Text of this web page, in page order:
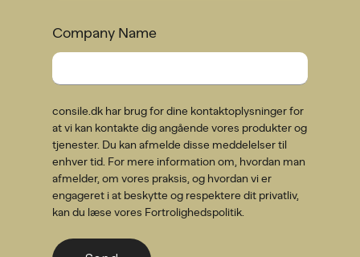
Company Name
consile.dk har brug for dine kontaktoplysninger for
at vi kan kontakte dig angående vores produkter og
tjenester. Du kan afmelde disse meddelelser til
enhver tid. For mere information om, hvordan man
afmelder, om vores praksis, og hvordan vi er
engageret i at beskytte og respektere dit privatliv,
kan du læse vores Fortrolighedspolitik.